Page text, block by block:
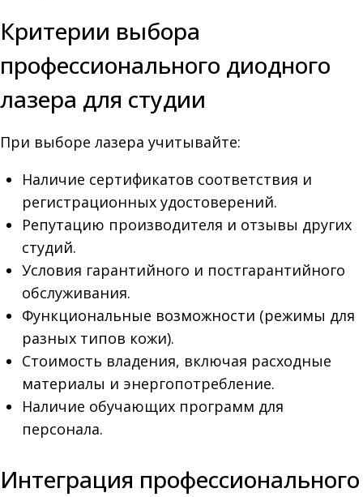
Критерии выбора
профессионального диодного
лазера для студии
При выборе лазера учитывайте:
Наличие сертификатов соответствия и
регистрационных удостоверений.
Репутацию производителя и отзывы других
студий.
Условия гарантийного и постгарантийного
обслуживания.
Функциональные возможности (режимы для
разных типов кожи).
Стоимость владения, включая расходные
материалы и энергопотребление.
Наличие обучающих программ для
персонала.
Интеграция профессионального